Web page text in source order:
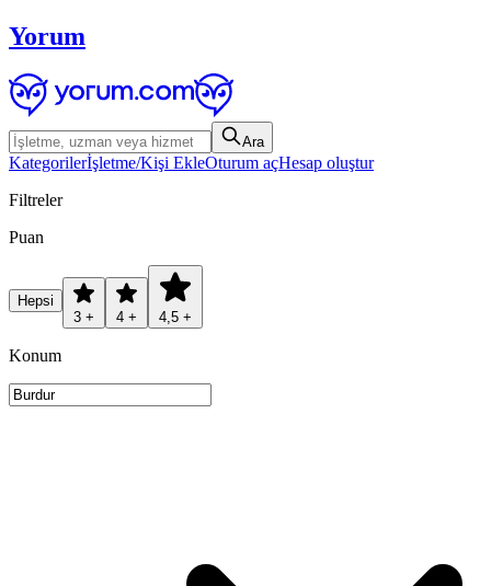
Yorum
Ara
Kategorilerİşletme/Kişi EkleOturum açHesap oluştur
Filtreler
Puan
Hepsi
3 +
4 + 4,5 +
Konum